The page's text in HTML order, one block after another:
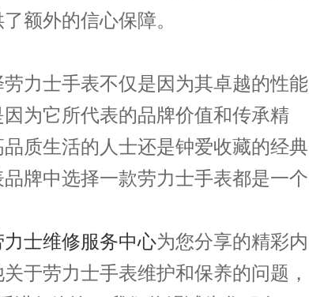
额外的信心保障。
士手表不仅是因为其卓越的性能
为它所代表的品牌价值和传承精
质生活的人士还是钟爱收藏的经典
牌中选择一款劳力士手表都是一个
力士维修服务中心为您分享的精彩内
于劳力士手表维护和保养的问题，